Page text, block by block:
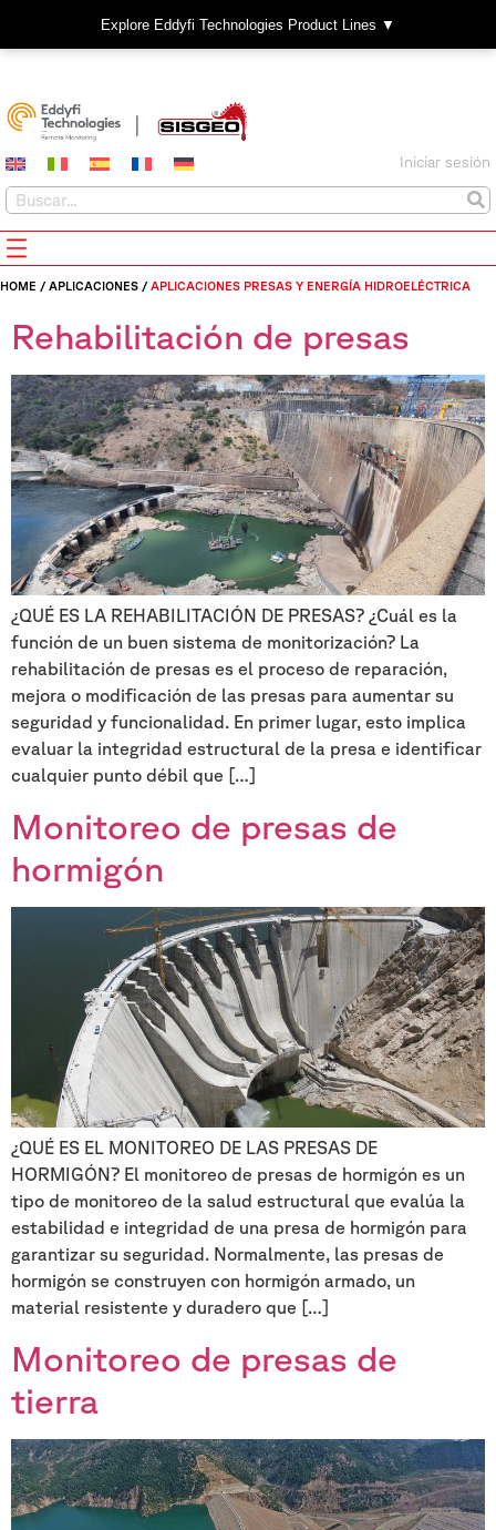
Explore Eddyfi Technologies Product Lines ▼
Iniciar sesión
HOME / APLICACIONES / APLICACIONES PRESAS Y ENERGÍA HIDROELÉCTRICA
Rehabilitación de presas
¿QUÉ ES LA REHABILITACIÓN DE PRESAS? ¿Cuál es la
función de un buen sistema de monitorización? La
rehabilitación de presas es el proceso de reparación,
mejora o modificación de las presas para aumentar su
seguridad y funcionalidad. En primer lugar, esto implica
evaluar la integridad estructural de la presa e identificar
cualquier punto débil que […]
Monitoreo de presas de
hormigón
¿QUÉ ES EL MONITOREO DE LAS PRESAS DE
HORMIGÓN? El monitoreo de presas de hormigón es un
tipo de monitoreo de la salud estructural que evalúa la
estabilidad e integridad de una presa de hormigón para
garantizar su seguridad. Normalmente, las presas de
hormigón se construyen con hormigón armado, un
material resistente y duradero que […]
Monitoreo de presas de
tierra